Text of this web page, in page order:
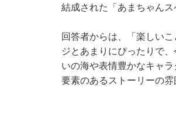
結成された「あまちゃん
回答者からは、「楽しい
ジとあまりにぴったりで
いの海や表情豊かなキャ
要素のあるストーリーの